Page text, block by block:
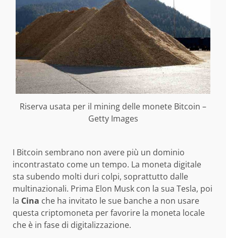
Riserva usata per il mining delle monete Bitcoin –
Getty Images
I Bitcoin sembrano non avere più un dominio
incontrastato come un tempo. La moneta digitale
sta subendo molti duri colpi, soprattutto dalle
multinazionali. Prima Elon Musk con la sua Tesla, poi
la Cina che ha invitato le sue banche a non usare
questa criptomoneta per favorire la moneta locale
che è in fase di digitalizzazione.